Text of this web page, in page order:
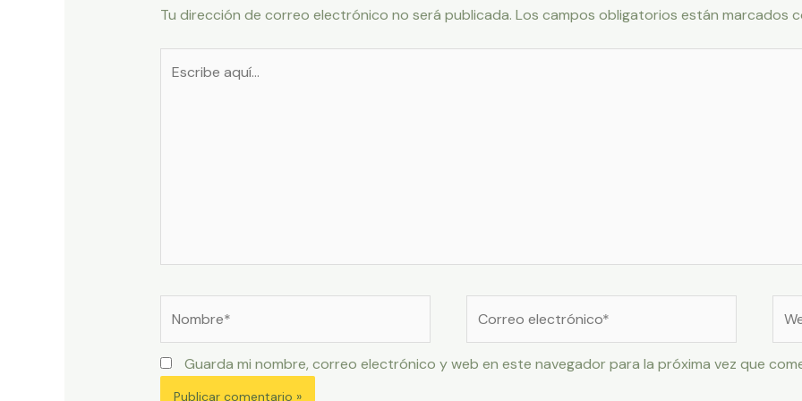
Tu dirección de correo electrónico no será publicada. Los campos obligatorios están marcados
Guarda mi nombre, correo electrónico y web en este navegador para la próxima vez que